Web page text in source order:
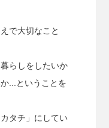
で大切なこと
らしをしたいか
...ということを
タチ」にしてい